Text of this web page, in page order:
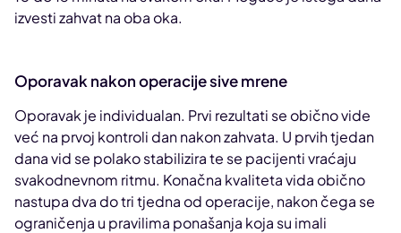
izvesti zahvat na oba oka.
Oporavak nakon operacije sive mrene
Oporavak je individualan. Prvi rezultati se obično vide
već na prvoj kontroli dan nakon zahvata. U prvih tjedan
dana vid se polako stabilizira te se pacijenti vraćaju
svakodnevnom ritmu. Konačna kvaliteta vida obično
nastupa dva do tri tjedna od operacije, nakon čega se
ograničenja u pravilima ponašanja koja su imali